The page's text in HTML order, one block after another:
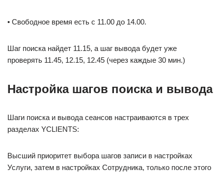
• Свободное время есть с 11.00 до 14.00.
Шаг поиска найдет 11.15, а шаг вывода будет уже
проверять 11.45, 12.15, 12.45 (через каждые 30 мин.)
Настройка шагов поиска и вывода
Шаги поиска и вывода сеансов настраиваются в трех
разделах YCLIENTS:
Высший приоритет выбора шагов записи в настройках
Услуги, затем в настройках Сотрудника, только после этого